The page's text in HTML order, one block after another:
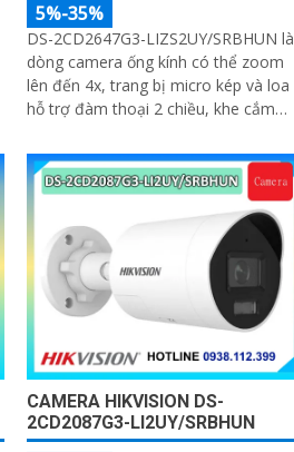
5%-35%
DS-2CD2647G3-LIZS2UY/SRBHUN là
dòng camera ống kính có thể zoom
lên đến 4x, trang bị micro kép và loa
hỗ trợ đàm thoại 2 chiều, khe cắm
trong việc cân bằng màu sáng trong
điều kiện ánh sáng yếu, ống kính có
độ phân giải 4
CAMERA HIKVISION DS-
2CD2087G3-LI2UY/SRBHUN